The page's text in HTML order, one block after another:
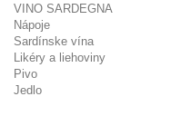
VINO SARDEGNA
Nápoje
Sardínske vína
Likéry a liehoviny
Pivo
Jedlo